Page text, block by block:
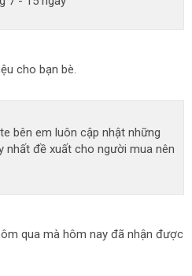
cho bạn bè.
bên em luôn cập nhật những
nhất đề xuất cho người mua nên
qua mà hôm nay đã nhận được